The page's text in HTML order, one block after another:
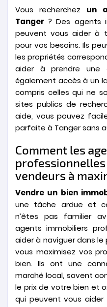
Vous recherchez un
Tanger ? Des agents
peuvent vous aider à
pour vos besoins. Ils
les propriétés
aider à prendre une
également accès à un
compris celles qui ne
sites publics de
aide, vous pouvez
parfaite à Tanger sans
Comment les
vendeurs à
Vendre un bien
une tâche ardue et
n’êtes pas familier
agents immobiliers
aider à naviguer dans le
vous maximisez vos
bien. Ils ont une
marché local, savent
le prix de votre bien et
qui peuvent vous